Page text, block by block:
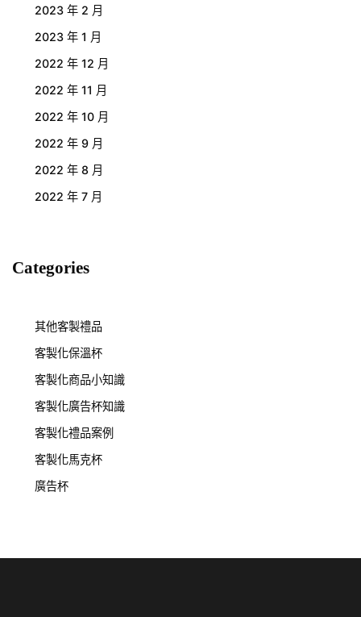
2023 年 2 月
2023 年 1 月
2022 年 12 月
2022 年 11 月
2022 年 10 月
2022 年 9 月
2022 年 8 月
2022 年 7 月
Categories
其他客製禮品
客製化保溫杯
客製化商品小知識
客製化廣告杯知識
客製化禮品案例
客製化馬克杯
廣告杯